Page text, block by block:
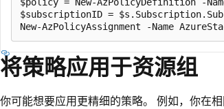
$subscriptionID =
将策略应用于资源组
你可能想要应用更精细的策略。 例如，你在